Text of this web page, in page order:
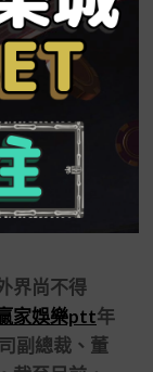
的接替人
前說董明
有其他規劃
年1月換
張軍督、郭
子文、王曉
界尚不得
家娛樂ptt年
副總裁、董